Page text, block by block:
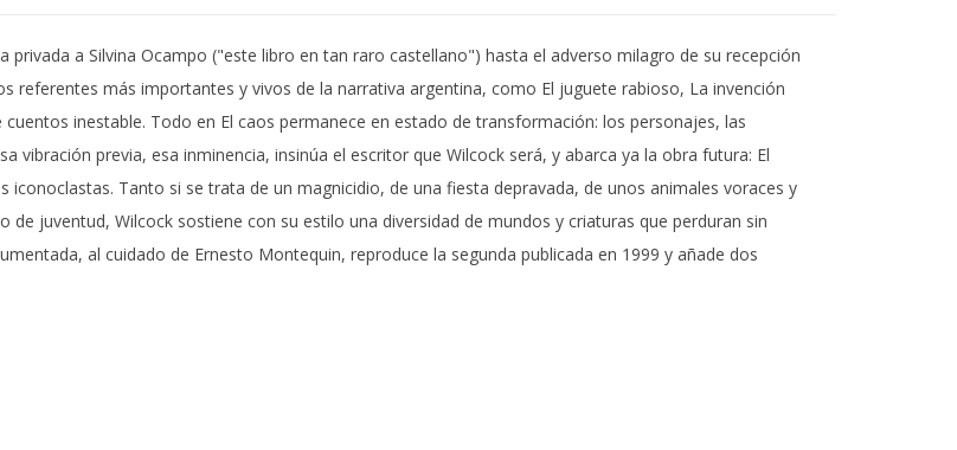
privada a Silvina Ocampo ("este libro en tan raro castellano") hasta el adverso milagro de su recepción
referentes más importantes y vivos de la narrativa argentina, como El juguete rabioso, La invención
inestable. Todo en El caos permanece en estado de transformación: los personajes, las
vibración previa, esa inminencia, insinúa el escritor que Wilcock será, y abarca ya la obra futura: El
Tanto si se trata de un magnicidio, de una fiesta depravada, de unos animales voraces y
juventud, Wilcock sostiene con su estilo una diversidad de mundos y criaturas que perduran sin
al cuidado de Ernesto Montequin, reproduce la segunda publicada en 1999 y añade dos